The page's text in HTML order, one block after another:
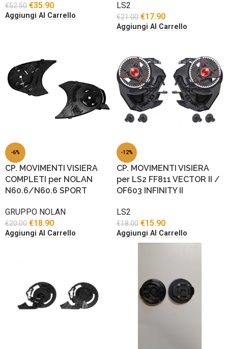
€52.50 €35.90
Aggiungi Al Carrello
LS2
€21.00 €17.90
Aggiungi Al Carrello
-6%
CP. MOVIMENTI VISIERA
COMPLETI per NOLAN
N60.6/N60.6 SPORT
GRUPPO NOLAN
€20.00 €18.90
Aggiungi Al Carrello
-12%
CP. MOVIMENTI VISIERA
per LS2 FF811 VECTOR II /
OF603 INFINITY II
LS2
€18.00 €15.90
Aggiungi Al Carrello